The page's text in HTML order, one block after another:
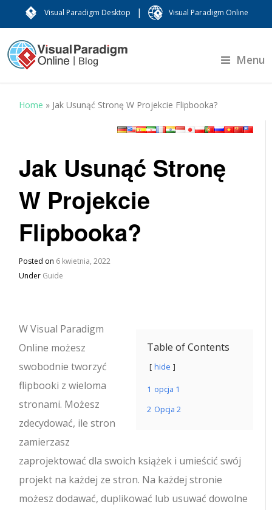
Visual Paradigm Desktop | Visual Paradigm Online
Menu
Home » Jak Usunąć Stronę W Projekcie Flipbooka?
Jak Usunąć Stronę
W Projekcie
Flipbooka?
Posted on 6 kwietnia, 2022
Under Guide
Table of Contents
hide
1 opcja 1
2 Opcja 2
W Visual Paradigm
Online możesz
swobodnie tworzyć
flipbooki z wieloma
stronami. Możesz
zdecydować, ile stron
zamierzasz
zaprojektować dla swoich książek i umieścić swój
projekt na każdej ze stron. Na każdej stronie
możesz dodawać, duplikować lub usuwać dowolne